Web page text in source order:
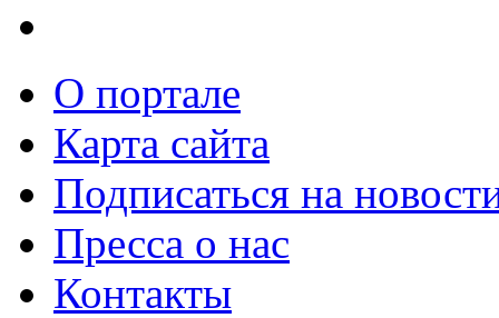
О портале
Карта сайта
Подписаться на
Пресса о нас
Контакты